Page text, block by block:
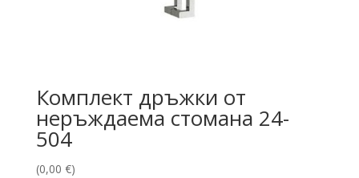
Комплект дръжки от
неръждаема стомана 24-
504
(0,00 €)